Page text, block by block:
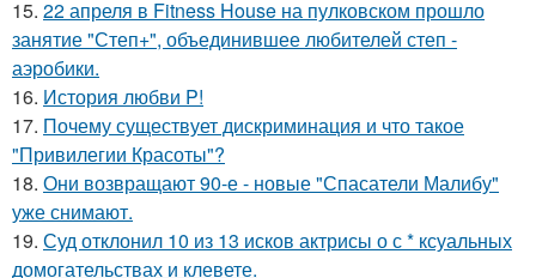
15. 22 апреля в Fitness House на пулковском прошло
занятие "Степ+", объединившее любителей степ -
аэробики.
16. История любви P!
17. Почему существует дискриминация и что такое
"Привилегии Красоты"?
18. Они возвращают 90-е - новые "Спасатели Малибу"
уже снимают.
19. Суд отклонил 10 из 13 исков актрисы о с * ксуальных
домогательствах и клевете.